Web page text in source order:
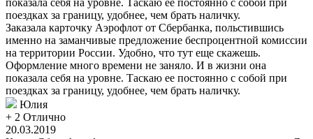
поездках за границу, удобнее, чем брать наличку.
Заказала карточку Аэрофлот от Сбербанка, польстившись
именно на заманчивые предложение беспроцентной комиссии
на территории России. Удобно, что тут еще скажешь.
Оформление много времени не заняло. И в жизни она
показала себя на уровне. Таскаю ее постоянно с собой при
поездках за границу, удобнее, чем брать наличку.
Юлия
+ 2 Отлично
20.03.2019